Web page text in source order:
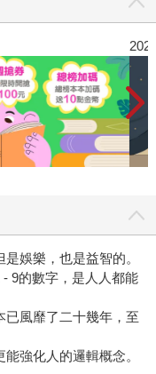
娛樂，也是益智的。
9的數字，是人人都能
已風靡了二十幾年，至
強化人的邏輯概念。